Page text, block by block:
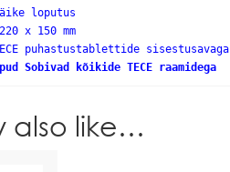
loputus
x 150 mm
puhastustablettide sisestusavaga
Sobivad kõikide TECE raamidega
also like…